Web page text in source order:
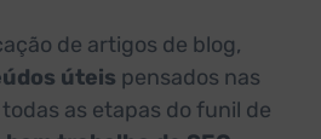
de artigos de blog,
úteis pensados nas
as etapas do funil de